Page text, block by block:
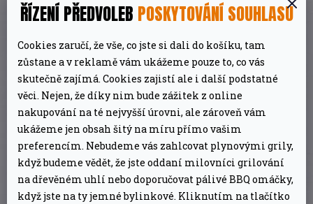
ŘÍZENÍ PŘEDVOLEB POSKYTOVÁNÍ SOUHLASU
Cookies zaručí, že vše, co jste si dali do košíku, tam
zůstane a v reklamě vám ukážeme pouze to, co vás
skutečně zajímá. Cookies zajistí ale i další podstatné
věci. Nejen, že díky nim bude zážitek z online
nakupování na té nejvyšší úrovni, ale zároveň vám
ukážeme jen obsah šitý na míru přímo vašim
preferencím. Nebudeme vás zahlcovat plynovými grily,
když budeme vědět, že jste oddaní milovníci grilování
na dřevěném uhlí nebo doporučovat pálivé BBQ omáčky,
když jste na ty jemné bylinkové. Kliknutím na tlačítko
POPIS DISKUZE
DETAILNÍ POPIS PRODUKTU
Přirozeně hrubá sůl pocházející z rozlehlých
pouštních plání Kalahari v Jižní Africe.
Složení: Pouštní sůl Kalahari (100%)